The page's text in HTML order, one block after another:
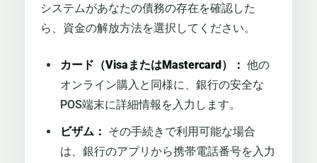
システムがあなたの債務の存在を確認した
ら、資金の解放方法を選択してください。
カード（VisaまたはMastercard）： 他の
オンライン購入と同様に、銀行の安全な
POS端末に詳細情報を入力します。
ビザム： その手続きで利用可能な場合
は、銀行のアプリから携帯電話番号を入力